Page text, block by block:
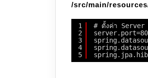
/src/main/
1
2
3
4
5
# ตั้งค่า Server